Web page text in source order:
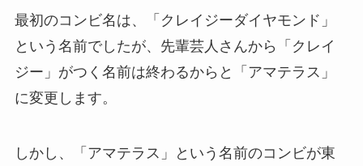
最初のコンビ名は、「クレイジーダイヤモンド」
という名前でしたが、先輩芸人さんから「クレイ
ジー」がつく名前は終わるからと「アマテラス」
に変更します。
しかし、「アマテラス」という名前のコンビが東